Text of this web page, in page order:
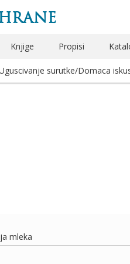
Knjige Propisi
surutke/Domaca
mleka